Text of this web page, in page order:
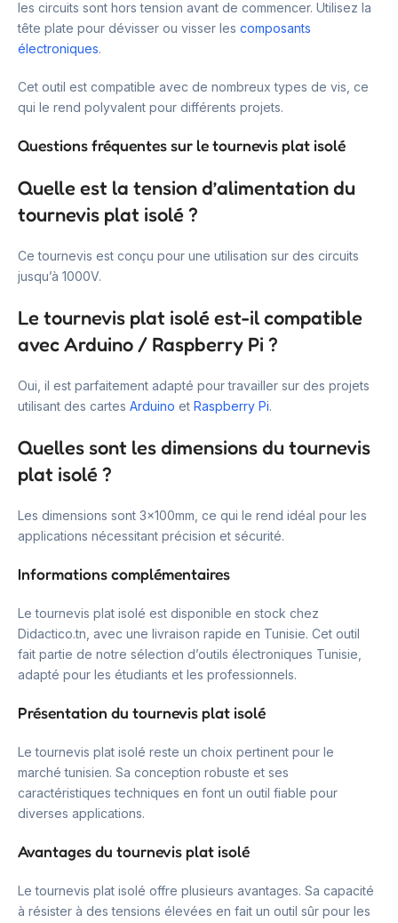
les circuits sont hors tension avant de commencer. Utilisez la
tête plate pour dévisser ou visser les composants
électroniques.
Cet outil est compatible avec de nombreux types de vis, ce
qui le rend polyvalent pour différents projets.
Questions fréquentes sur le tournevis plat isolé
Quelle est la tension d’alimentation du
tournevis plat isolé ?
Ce tournevis est conçu pour une utilisation sur des circuits
jusqu’à 1000V.
Le tournevis plat isolé est-il compatible
avec Arduino / Raspberry Pi ?
Oui, il est parfaitement adapté pour travailler sur des projets
utilisant des cartes Arduino et Raspberry Pi.
Quelles sont les dimensions du tournevis
plat isolé ?
Les dimensions sont 3x100mm, ce qui le rend idéal pour les
applications nécessitant précision et sécurité.
Informations complémentaires
Le tournevis plat isolé est disponible en stock chez
Didactico.tn, avec une livraison rapide en Tunisie. Cet outil
fait partie de notre sélection d’outils électroniques Tunisie,
adapté pour les étudiants et les professionnels.
Présentation du tournevis plat isolé
Le tournevis plat isolé reste un choix pertinent pour le
marché tunisien. Sa conception robuste et ses
caractéristiques techniques en font un outil fiable pour
diverses applications.
Avantages du tournevis plat isolé
Le tournevis plat isolé offre plusieurs avantages. Sa capacité
à résister à des tensions élevées en fait un outil sûr pour les